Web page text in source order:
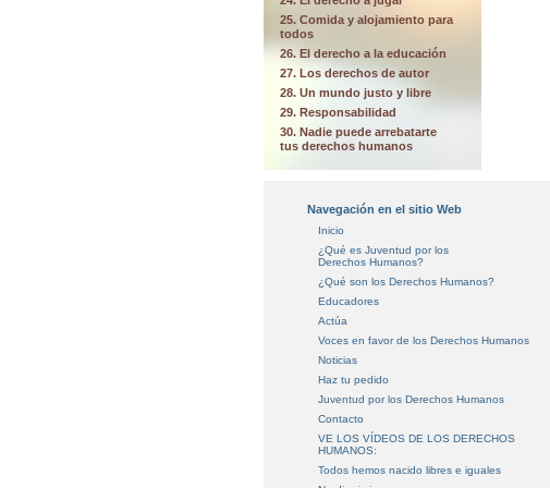
25. Comida y alojamiento para
todos
26. El derecho a la educación
27. Los derechos de autor
28. Un mundo justo y libre
29. Responsabilidad
30. Nadie puede arrebatarte
tus derechos humanos
Navegación en el sitio Web
Inicio
¿Qué es Juventud por los
Derechos Humanos?
¿Qué son los Derechos Humanos?
Educadores
Actúa
Voces en favorde los Derechos Humanos
Noticias
Haz tu pedido
Juventud por los Derechos Humanos
Contacto
VE LOS VÍDEOS DE LOS DERECHOS
HUMANOS:
Todos hemos nacido libres e iguales